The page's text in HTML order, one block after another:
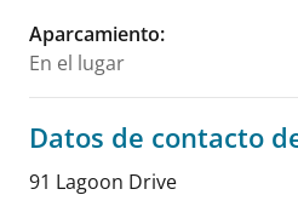
Aparcamiento:
En el lugar
Datos de contacto
91 Lagoon Drive